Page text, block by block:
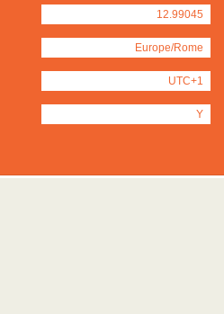
12.99045
Europe/Rome
UTC+1
Y